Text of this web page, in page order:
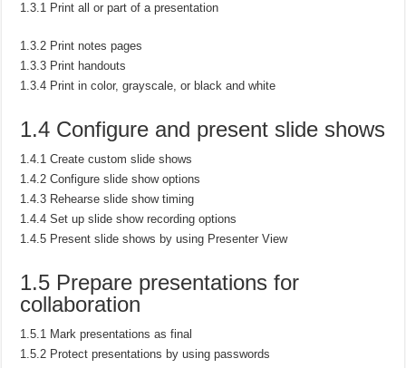
1.3.1 Print all or part of a presentation
1.3.2 Print notes pages
1.3.3 Print handouts
1.3.4 Print in color, grayscale, or black and white
1.4 Configure and present slide shows
1.4.1 Create custom slide shows
1.4.2 Configure slide show options
1.4.3 Rehearse slide show timing
1.4.4 Set up slide show recording options
1.4.5 Present slide shows by using Presenter View
1.5 Prepare presentations for
collaboration
1.5.1 Mark presentations as final
1.5.2 Protect presentations by using passwords